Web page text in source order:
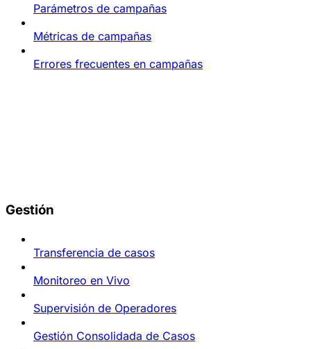
Parámetros de campañas
Métricas de campañas
Errores frecuentes en campañas
Gestión
Transferencia de casos
Monitoreo en Vivo
Supervisión de Operadores
Gestión Consolidada de Casos